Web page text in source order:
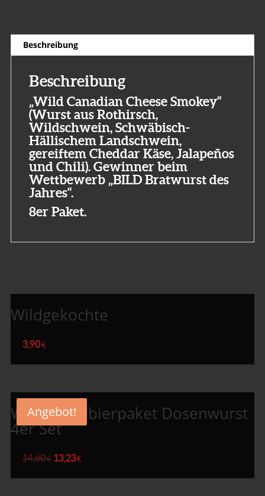
Beschreibung
Beschreibung
„Wild Canadian Cheese Smokey“
(Wurst aus Rothirsch,
Wildschwein, Schwäbisch-
Hällischem Landschwein,
gereiftem Cheddar Käse, Jalapeños
und Chili). Gewinner beim
Wettbewerb „BILD Bratwurst des
Jahres“.
8er Paket.
Wildgekochte
3,90€
Angebot!
Wildes Probierpaket Dosenwurst
4er Set
14,60€ 13,23€